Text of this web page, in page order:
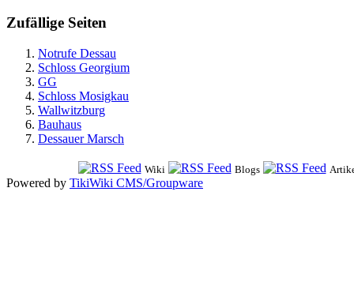
Zufällige Seiten
Notrufe Dessau
Schloss Georgium
GG
Schloss Mosigkau
Wallwitzburg
Bauhaus
Dessauer Marsch
Wiki Blogs
Powered by TikiWiki CMS/Groupware